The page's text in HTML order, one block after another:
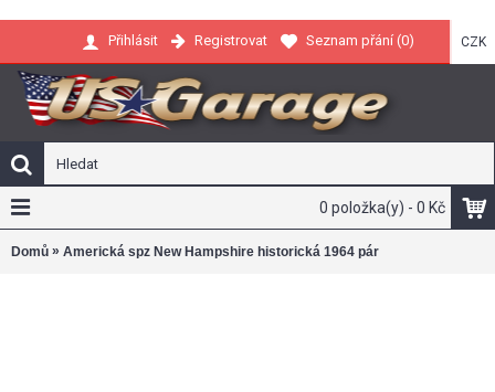
CZK
Přihlásit Registrovat Seznam přání (0)
0 položka(y) - 0 Kč
Domů » Americká spz New Hampshire historická 1964 pár